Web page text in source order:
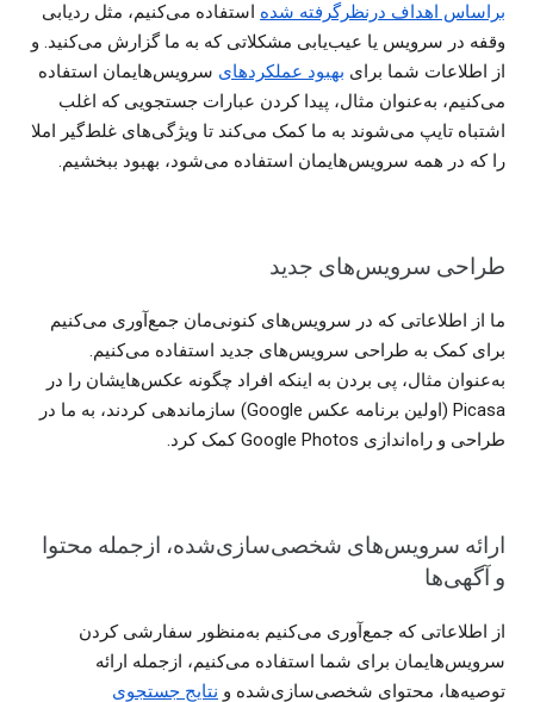
براساس اهداف درنظرگرفته شده استفاده می‌کنیم، مثل ردیابی
وقفه در سرویس یا عیب‌یابی مشکلاتی که به ما گزارش می‌کنید. و
از اطلاعات شما برای بهبود عملکردهای سرویس‌هایمان استفاده
می‌کنیم، به‌عنوان مثال، پیدا کردن عبارات جستجویی که اغلب
اشتباه تایپ می‌شوند به ما کمک می‌کند تا ویژگی‌های غلط‌گیر املا
را که در همه سرویس‌هایمان استفاده می‌شود، بهبود ببخشیم.
طراحی سرویس‌های جدید
ما از اطلاعاتی که در سرویس‌های کنونی‌مان جمع‌آوری می‌کنیم
برای کمک به طراحی سرویس‌های جدید استفاده می‌کنیم.
به‌عنوان مثال، پی بردن به اینکه افراد چگونه عکس‌هایشان را در
Picasa (اولین برنامه عکس Google) سازماندهی کردند، به ما در
طراحی و راه‌اندازی Google Photos کمک کرد.
ارائه سرویس‌های شخصی‌‏سازی‌‏شده، ازجمله محتوا
و آگهی‌ها
از اطلاعاتی که جمع‌آوری می‌کنیم به‌منظور سفارشی‌ کردن
سرویس‌هایمان برای شما استفاده می‌کنیم، ازجمله ارائه
توصیه‌ها، محتوای شخصی‌‏سازی‌‏شده و نتایج جستجوی